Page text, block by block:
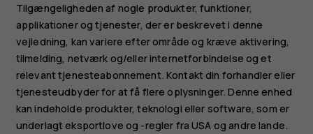
Tilgængeligheden af nogle produkter, funktioner,
applikationer og tjenester, der er beskrevet i denne
vejledning, kan variere efter område og kræve aktivering,
tilmelding, netværk og/eller internetforbindelse og et
relevant tjenesteabonnement. Kontakt din forhandler eller
tjenesteudbyder for at få flere oplysninger. Denne enhed
kan indeholde produkter, teknologi eller software, som er
underlagt eksportlove og -regler fra USA og andre lande.